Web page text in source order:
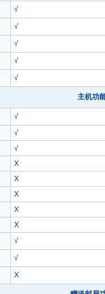
√
√
√
√
√
主机功
√
√
√
X
X
X
X
X
√
√
X